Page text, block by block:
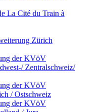
La Cité du Train à
Zürich
der KVöV
Zentralschweiz/
der KVöV
/ Ostschweiz
der KVöV